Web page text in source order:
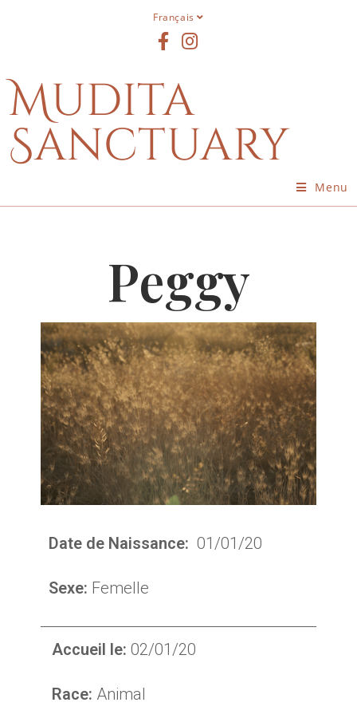
Français
Mudita
Sanctuary
Menu
Peggy
Date de Naissance: 01/01/20
Sexe: Femelle
Accueil le: 02/01/20
Race: Animal